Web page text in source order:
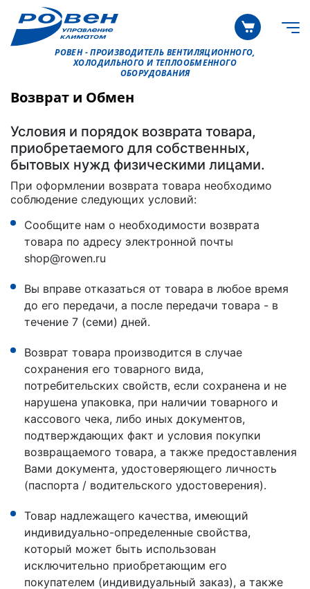
РОВЕН - ПРОИЗВОДИТЕЛЬ ВЕНТИЛЯЦИОННОГО,
ХОЛОДИЛЬНОГО И ТЕПЛООБМЕННОГО
ОБОРУДОВАНИЯ
Возврат и Обмен
Условия и порядок возврата товара,
приобретаемого для собственных,
бытовых нужд физическими лицами.
При оформлении возврата товара необходимо
соблюдение следующих условий:
Сообщите нам о необходимости возврата
товара по адресу электронной почты
shop@rowen.ru
Вы вправе отказаться от товара в любое время
до его передачи, а после передачи товара - в
течение 7 (семи) дней.
Возврат товара производится в случае
сохранения его товарного вида,
потребительских свойств, если сохранена и не
нарушена упаковка, при наличии товарного и
кассового чека, либо иных документов,
подтверждающих факт и условия покупки
возвращаемого товара, а также предоставления
Вами документа, удостоверяющего личность
(паспорта / водительского удостоверения).
Товар надлежащего качества, имеющий
индивидуально-определенные свойства,
который может быть использован
исключительно приобретающим его
покупателем (индивидуальный заказ), а также